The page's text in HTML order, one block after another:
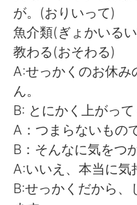
が。(おりいって)
魚介類(ぎょかいる
教わる(おそわる)
A:せっかくのお休
ん。
B: とにかく上がって
A：つまらないもの
B：そんなに気をつ
A:いいえ、本当に気
B:せっかくだから、